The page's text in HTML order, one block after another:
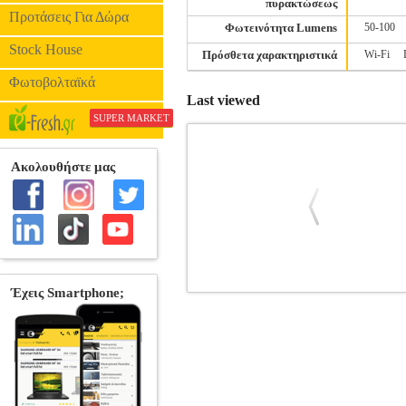
Προτάσεις Για Δώρα
Stock House
Φωτοβολταϊκά
SUPER MARKET
πυρακτώσεως
Φωτεινότητα Lumens
50-100
Πρόσθετα χαρακτηριστικά Wi-Fi
Last viewed